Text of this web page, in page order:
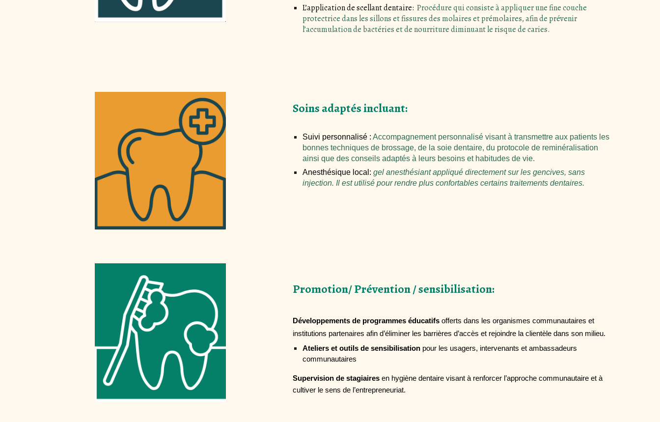
L’application de scellant dentaire: Procédure qui consiste à appliquer une fine couche
protectrice dans les sillons et fissures des molaires et prémolaires, afin de prévenir
l’accumulation de bactéries et de nourriture diminuant le risque de caries.
Soins adaptés incluant:
Suivi personnalisé :Accompagnement personnalisé visant à transmettre aux patients les
bonnes techniques de brossage, de la soie dentaire, du protocole de reminéralisation
ainsi que des conseils adaptés à leurs besoins et habitudes de vie.
Anesthésique local:gel anesthésiant appliqué directement sur les gencives, sans
injection. Il est utilisé pour rendre plus confortables certains traitements dentaires.
Promotion/ Prévention / sensibilisation:
Développements de programmes éducatifsofferts dans les organismes communautaires et
institutions partenaires afin d’éliminer les barrières d’accès et rejoindre la clientèle dans son milieu.
Ateliers et outils de sensibilisation pour les usagers, intervenants et ambassadeurs
communautaires
Supervision de stagiaires en hygiène dentaire visant à renforcer l’approche communautaire et à
cultiver le sens de l’entrepreneuriat.